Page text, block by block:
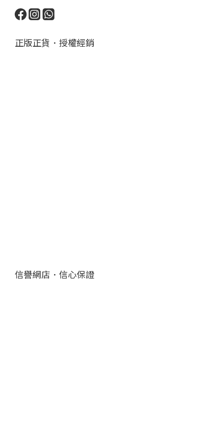
正版正貨．授權經銷
信譽網店．信心保證